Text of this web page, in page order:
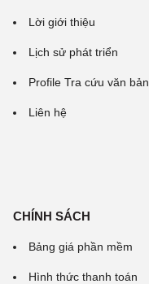
Lời giới thiệu
Lịch sử phát triển
Profile Tra cứu văn bản
Liên hệ
CHÍNH SÁCH
Bảng giá phần mềm
Hình thức thanh toán